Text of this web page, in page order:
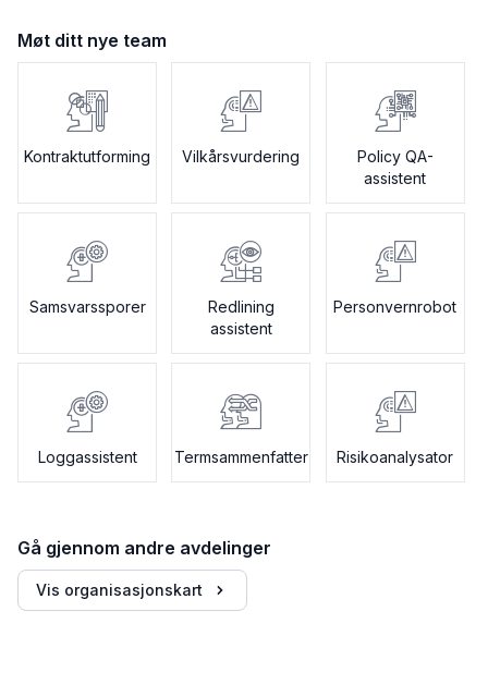
Møt ditt nye team
Kontraktutforming Vilkårsvurdering
Policy QA-
assistent
Samsvarssporer
Redlining
assistent
Personvernrobot
Loggassistent Termsammenfatter Risikoanalysator
Gå gjennom andre avdelinger
Vis organisasjonskart